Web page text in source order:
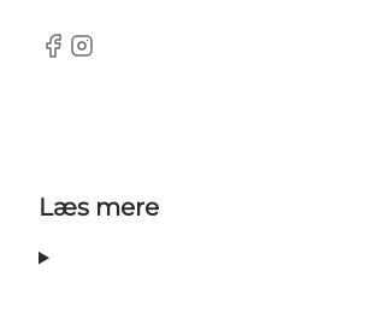
Facebook
Instagram
Læs mere